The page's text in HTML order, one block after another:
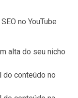
no YouTube
alta do seu nicho
do conteúdo no